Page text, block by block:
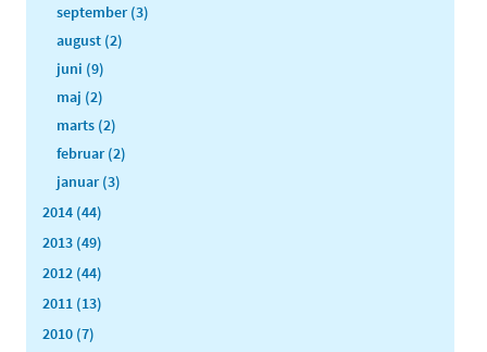
september (3)
august (2)
juni (9)
maj (2)
marts (2)
februar (2)
januar (3)
2014 (44)
2013 (49)
2012 (44)
2011 (13)
2010 (7)